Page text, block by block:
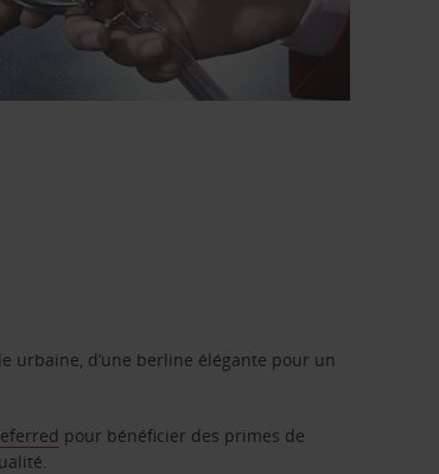
urbaine, d’une berline élégante pour un
pour bénéficier des primes de